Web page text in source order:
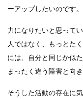
ーアップしたいのです。
力になりたいと思って
人ではなく、もっとた
には、自分と同じか似
まったく違う障害と向
そうした活動の存在に